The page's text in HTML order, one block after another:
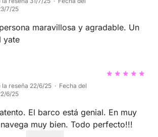
7/25
maravillosa y agradable. Un
yate
la reseña 22/6/25 · Fecha del
6/25
El barco está genial. En muy
muy bien. Todo perfecto!!!